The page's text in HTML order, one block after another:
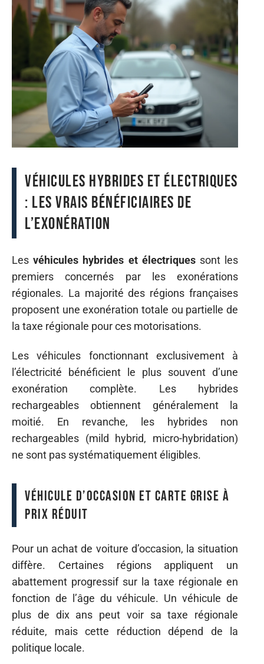
Véhicules hybrides et électriques
: les vrais bénéficiaires de
l’exonération
Lesvéhicules hybrides et électriquessont les
premiers concernés par les exonérations
régionales. La majorité des régions françaises
proposent une exonération totale ou partielle de
la taxe régionale pour ces motorisations.
Les véhicules fonctionnant exclusivement à
l’électricité bénéficient le plus souvent d’une
exonération complète. Les hybrides
rechargeables obtiennent généralement la
moitié. En revanche, les hybrides non
rechargeables (mild hybrid, micro-hybridation)
ne sont pas systématiquement éligibles.
Véhicule d’occasion et carte grise à
prix réduit
Pour un achat de voiture d’occasion, la situation
diffère. Certaines régions appliquent un
abattement progressif sur la taxe régionale en
fonction de l’âge du véhicule. Un véhicule de
plus de dix ans peut voir sa taxe régionale
réduite, mais cette réduction dépend de la
politique locale.